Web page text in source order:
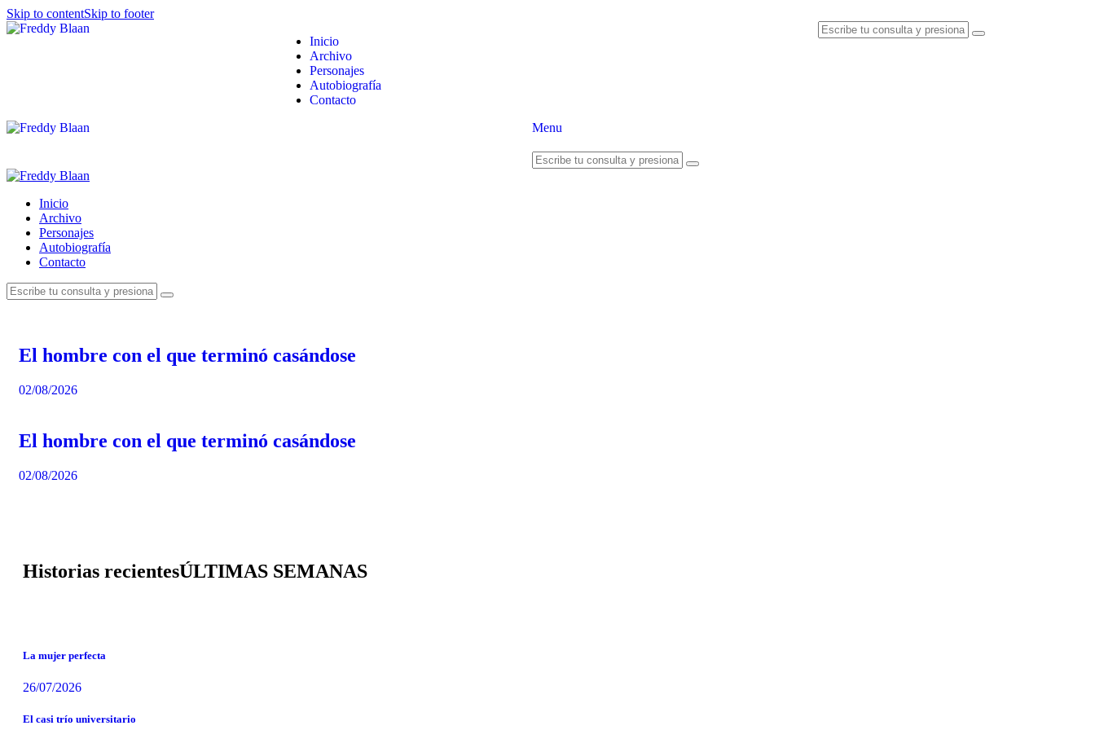
Skip to contentSkip to footer
Inicio
Archivo
Personajes
Autobiografía
Contacto
Menu
Inicio
Archivo
Personajes
Autobiografía
Contacto
El hombre con el que terminó casándose
02/08/2026
El hombre con el que terminó casándose
02/08/2026
Historias recientesÚLTIMAS SEMANAS
La mujer perfecta
26/07/2026
El casi trío universitario